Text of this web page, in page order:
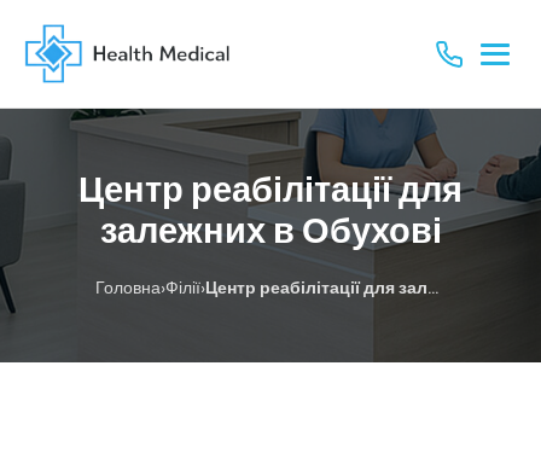
Центр реабілітації для
залежних в Обухові
Головна›Філії› Центр реабілітації для залежних в Обухові